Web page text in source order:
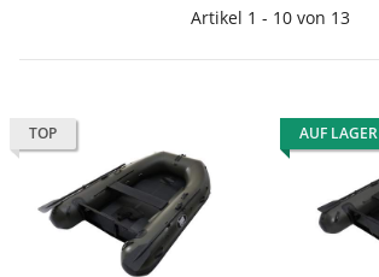
Artikel 1 - 10 von 13
TOP AUF LAGER